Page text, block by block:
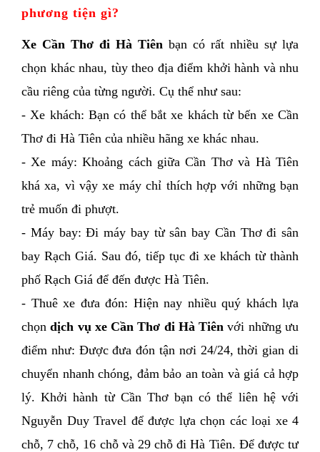
phương tiện gì?
Xe Cần Thơ đi Hà Tiên bạn có rất nhiều sự lựa
chọn khác nhau, tùy theo địa điểm khởi hành và nhu
cầu riêng của từng người. Cụ thể như sau:
- Xe khách: Bạn có thể bắt xe khách từ bến xe Cần
Thơ đi Hà Tiên của nhiều hãng xe khác nhau.
- Xe máy: Khoảng cách giữa Cần Thơ và Hà Tiên
khá xa, vì vậy xe máy chỉ thích hợp với những bạn
trẻ muốn đi phượt.
- Máy bay: Đi máy bay từ sân bay Cần Thơ đi sân
bay Rạch Giá. Sau đó, tiếp tục đi xe khách từ thành
phố Rạch Giá để đến được Hà Tiên.
- Thuê xe đưa đón: Hiện nay nhiều quý khách lựa
chọn dịch vụ xe Cần Thơ đi Hà Tiên với những ưu
điểm như: Được đưa đón tận nơi 24/24, thời gian di
chuyển nhanh chóng, đảm bảo an toàn và giá cả hợp
lý. Khởi hành từ Cần Thơ bạn có thể liên hệ với
Nguyễn Duy Travel để được lựa chọn các loại xe 4
chỗ, 7 chỗ, 16 chỗ và 29 chỗ đi Hà Tiên. Để được tư